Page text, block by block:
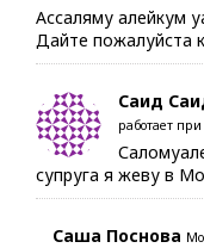
Ассаляму алейкум
Дайте пожалуйста
Саид
работает
супруга я жеву в
Саша Поснова